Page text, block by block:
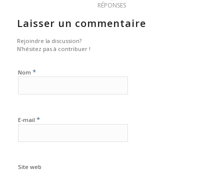
RÉPONSES
Laisser un commentaire
Rejoindre la discussion?
N’hésitez pas à contribuer !
Nom *
E-mail *
Site web